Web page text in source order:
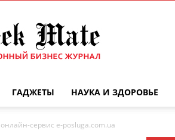
ГАДЖЕТЫ НАУКА И ЗДОРОВЬЕ
сервис e-posluga.com.ua